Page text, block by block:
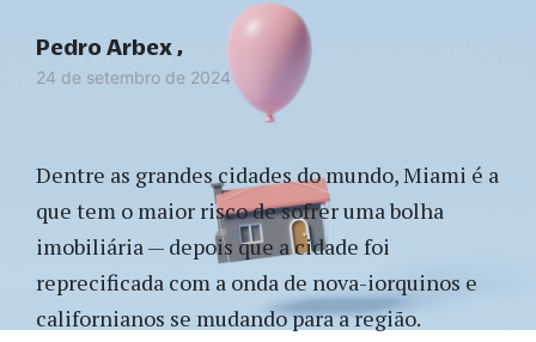
24 de setembro de 2024
Dentre as grandes cidades do mundo, Miami é a
que tem o maior risco de sofrer uma bolha
imobiliária — depois que a cidade foi
reprecificada com a onda de nova-iorquinos e
californianos se mudando para a região.
Pedro Arbex